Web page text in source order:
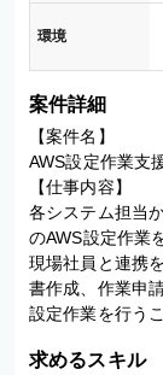
環境
案件詳細
【案件名】
AWS設定作業支
【仕事内容】
各システム担当
のAWS設定作業
現場社員と連携
書作成、作業申
設定作業を行う
求めるスキル